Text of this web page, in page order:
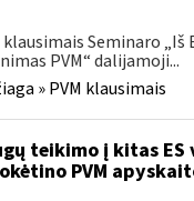
Seminaro
PVM“ dalijamoji...
» PVM klausimais
teikimo į kitas
PVM